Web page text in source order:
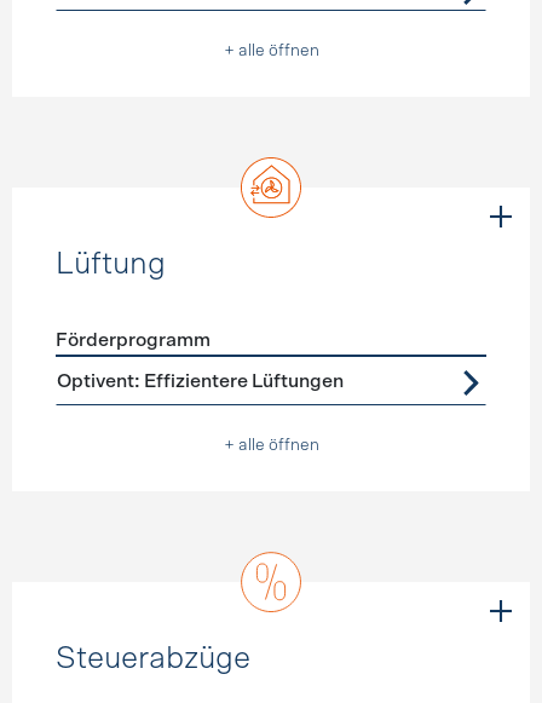
+ alle öffnen
Lüftung
Förderprogramme Lüftung
Förderprogramm
Optivent: Effizientere Lüftungen
+ alle öffnen
Steuerabzüge